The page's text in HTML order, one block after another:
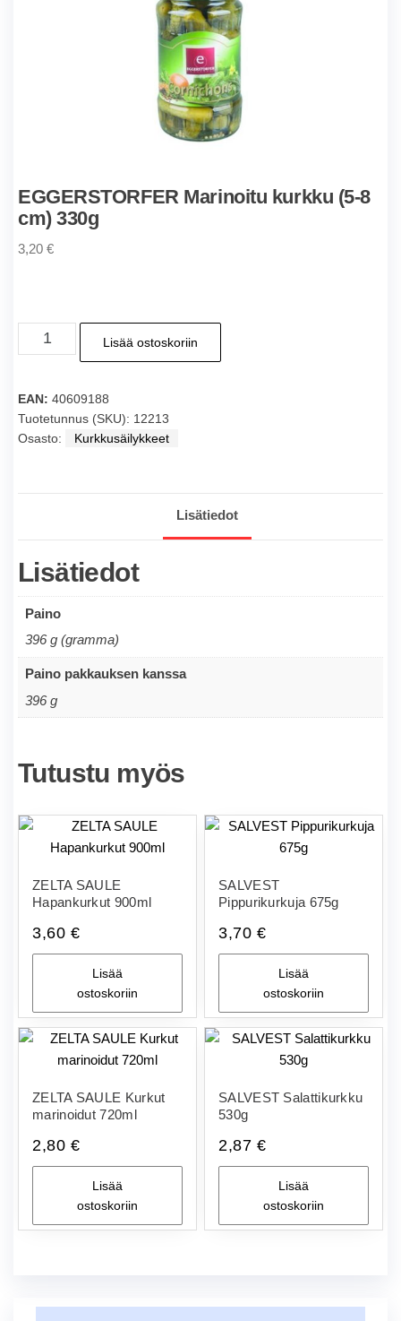
EGGERSTORFER Marinoitu kurkku (5-8
cm) 330g
3,20 €
EGGERSTORFER
Marinoitu
(5-
8
cm)
Lisää ostoskoriin
EAN: 40609188
Tuotetunnus (SKU): 12213
Osasto:
Kurkkusäilykkeet
Lisätiedot
Lisätiedot
Paino
396 g (gramma)
Paino pakkauksen kanssa
396 g
Tutustu myös
ZELTA SAULE
Hapankurkut 900ml
3,60 €
Lisää
ostoskoriin
SALVEST
Pippurikurkuja 675g
3,70 €
Lisää
ostoskoriin
ZELTA SAULE Kurkut
marinoidut 720ml
2,80 €
Lisää
ostoskoriin
SALVEST Salattikurkku
530g
2,87 €
Lisää
ostoskoriin